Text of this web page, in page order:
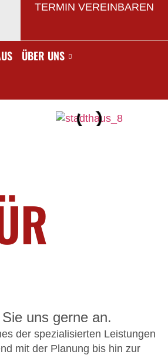
TERMIN VEREINBAREN
ÜBER UNS
uns gerne an.
der spezialisierten Leistungen
mit der Planung bis hin zur